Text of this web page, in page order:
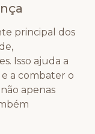
principal dos
Isso ajuda a
a combater o
apenas